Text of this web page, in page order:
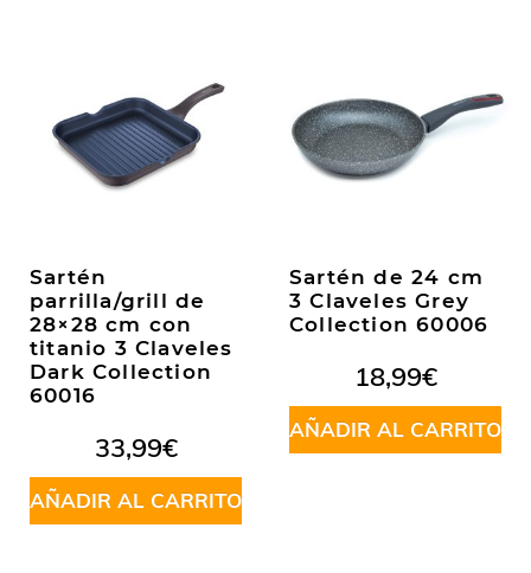
Sartén
parrilla/grill de
28×28 cm con
titanio 3 Claveles
Dark Collection
60016
33,99€
AÑADIR AL CARRITO
Sartén de 24 cm
3 Claveles Grey
Collection 60006
18,99€
AÑADIR AL CARRITO